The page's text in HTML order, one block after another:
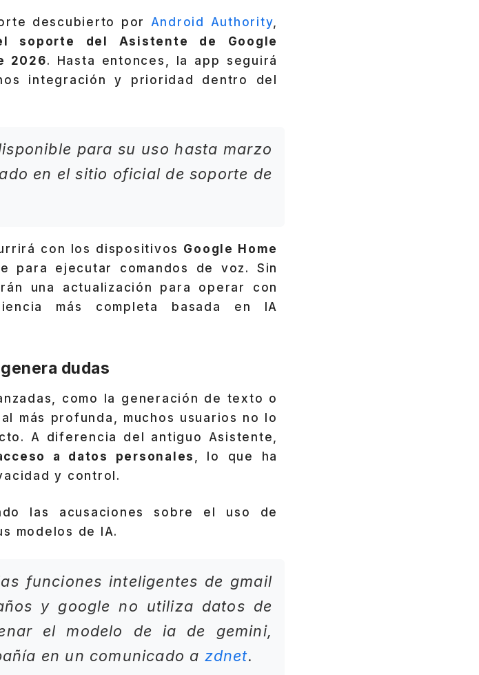
descubierto por Android Authority,
soporte del Asistente de Google
2026. Hasta entonces, la app seguirá
integración y prioridad dentro del
para su uso hasta marzo
en el sitio oficial de soporte de
con los dispositivos Google Home
para ejecutar comandos de voz. Sin
una actualización para operar con
más completa basada en IA
dudas
como la generación de texto o
más profunda, muchos usuarios no lo
A diferencia del antiguo Asistente,
a datos personales
, lo que ha
y control.
las acusaciones sobre el uso de
modelos de IA.
funciones inteligentes de gmail
y google no utiliza datos de
el modelo de ia de gemini,
en un comunicado a zdnet.